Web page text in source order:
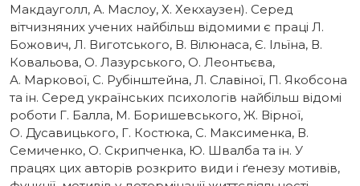
Макдауголл, А. Маслоу, Х. Хекхаузен). Серед
вітчизняних учених найбільш відомими є праці Л.
Божович, Л. Виготського, В. Вілюнаса, Є. Ільїна, В.
Ковальова, О. Лазурського, О. Леонтьєва,
А. Маркової, С. Рубінштейна, Л. Славіної, П. Якобсона
та ін. Серед українських психологів найбільш відомі
роботи Г. Балла, М. Боришевського, Ж. Вірної,
О. Дусавицького, Г. Костюка, С. Максименка, В.
Семиченко, О. Скрипченка, Ю. Швалба та ін. У
працях цих авторів розкрито види і ґенезу мотивів,